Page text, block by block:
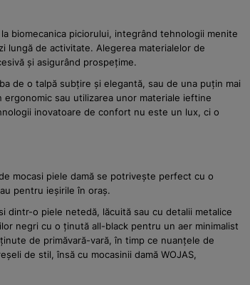
biomecanica piciorului, integrând tehnologii menite
lungă de activitate. Alegerea materialelor de
și asigurând prospețime.
de o talpă subțire și elegantă, sau de una puțin mai
sau utilizarea unor materiale ieftine
inovatoare de confort nu este un lux, ci o
mocasi piele damă se potrivește perfect cu o
pentru ieșirile în oraș.
dintr-o piele netedă, lăcuită sau cu detalii metalice
negri cu o ținută all-black pentru un aer minimalist
de primăvară-vară, în timp ce nuanțele de
de stil, însă cu mocasinii damă WOJAS,